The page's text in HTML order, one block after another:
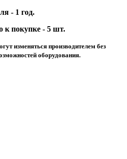
- 1 год.
к покупке - 5 шт.
изменяться производителем без
оборудования.